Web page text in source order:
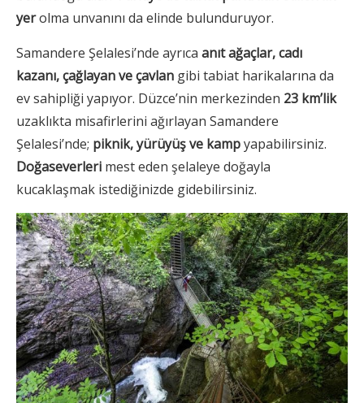
yerolma unvanını da elinde bulunduruyor.
Samandere Şelalesi’nde ayrıca anıt ağaçlar, cadı
kazanı, çağlayan ve çavlan gibi tabiat harikalarına da
ev sahipliği yapıyor. Düzce’nin merkezinden 23 km’lik
uzaklıkta misafirlerini ağırlayan Samandere
Şelalesi’nde; piknik, yürüyüş ve kampyapabilirsiniz.
Doğaseverleri mest eden şelaleye doğayla
kucaklaşmak istediğinizde gidebilirsiniz.